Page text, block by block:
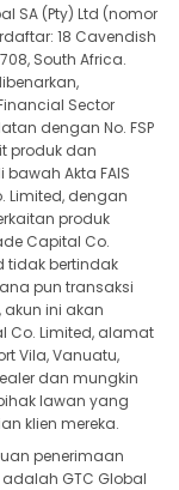
SA (Pty) Ltd (nomor
18 Cavendish
South Africa.
Sector
dengan No. FSP
produk dan
Akta FAIS
Limited, dengan
produk
Capital Co.
tidak bertindak
pun transaksi
ini akan
Co. Limited, alamat
Vila, Vanuatu,
dan mungkin
lawan yang
klien mereka.
penerimaan
GTC Global